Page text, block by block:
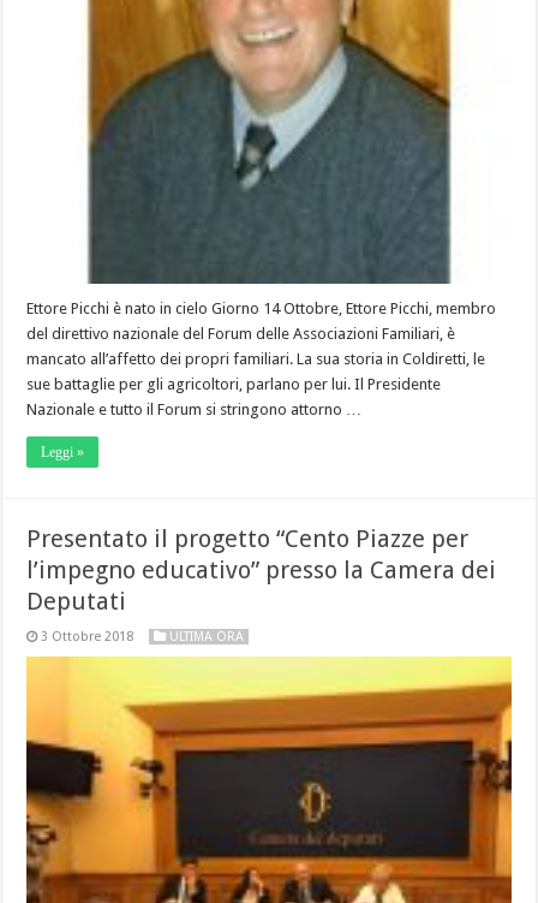
Ettore Picchi è nato in cielo Giorno 14 Ottobre, Ettore Picchi, membro
del direttivo nazionale del Forum delle Associazioni Familiari, è
mancato all’affetto dei propri familiari. La sua storia in Coldiretti, le
sue battaglie per gli agricoltori, parlano per lui. Il Presidente
Nazionale e tutto il Forum si stringono attorno …
Leggi »
Presentato il progetto “Cento Piazze per
l’impegno educativo” presso la Camera dei
Deputati
3 Ottobre 2018 ULTIMA ORA